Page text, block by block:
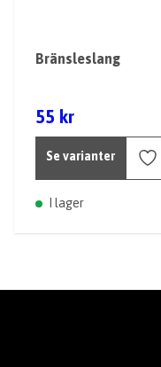
Bränsleslang
55 kr
Se varianter
I lager